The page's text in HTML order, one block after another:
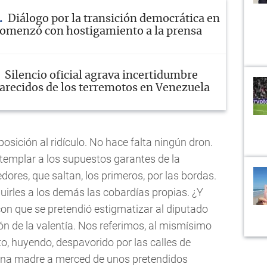
Diálogo por la transición democrática en
con hostigamiento a la prensa
Silencio oficial agrava incertidumbre
de los terremotos en Venezuela
al ridículo. No hace falta ningún dron.
a los supuestos garantes de la
que saltan, los primeros, por las bordas.
a los demás las cobardías propias. ¿Y
que se pretendió estigmatizar al diputado
de la valentía. Nos referimos, al mismísimo
huyendo, despavorido por las calles de
madre a merced de unos pretendidos